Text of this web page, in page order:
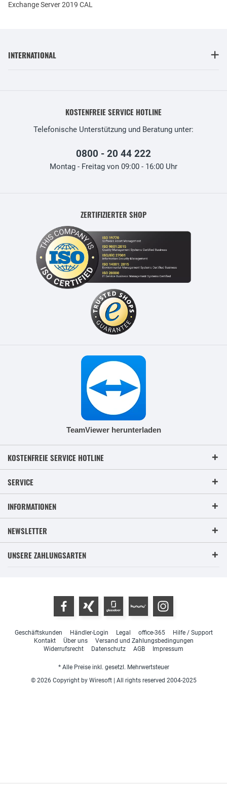
Exchange Server 2019 CAL
INTERNATIONAL
KOSTENFREIE SERVICE HOTLINE
Telefonische Unterstützung und Beratung unter:
0800 - 20 44 222
Montag - Freitag von 09:00 - 16:00 Uhr
ZERTIFIZIERTER SHOP
TeamViewer herunterladen
KOSTENFREIE SERVICE HOTLINE
SERVICE
INFORMATIONEN
NEWSLETTER
UNSERE ZAHLUNGSARTEN
Geschäftskunden Händler-Login Legal office-365
Hilfe / Support
Kontakt
Über uns
Versand und Zahlungsbedingungen
Widerrufsrecht
Datenschutz AGB Impressum
* Alle Preise inkl. gesetzl. Mehrwertsteuer
© 2026 Copyright by Wiresoft | All rights reserved 2004-2025